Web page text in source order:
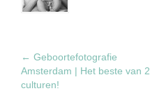
← Geboortefotografie
Amsterdam | Het beste van 2
culturen!